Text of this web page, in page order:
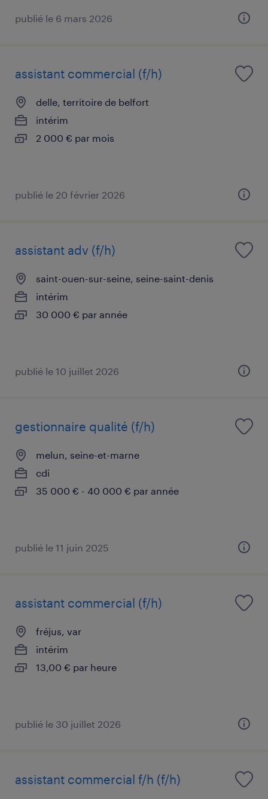
publié le 6 mars 2026
assistant commercial (f/h)
delle, territoire de belfort
intérim
2 000 € par mois
publié le 20 février 2026
assistant adv (f/h)
saint-ouen-sur-seine, seine-saint-denis
intérim
30 000 € par année
publié le 10 juillet 2026
gestionnaire qualité (f/h)
melun, seine-et-marne
cdi
35 000 € - 40 000 € par année
publié le 11 juin 2025
assistant commercial (f/h)
fréjus, var
intérim
13,00 € par heure
publié le 30 juillet 2026
assistant commercial f/h (f/h)